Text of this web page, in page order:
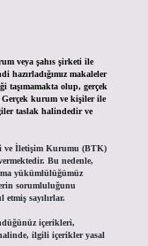
veya şahıs şirketi ile
hazırladığımız makaleler
taşımamakta olup, gerçek
Gerçek kurum ve kişiler ile
taslak halindedir ve
ve İletişim Kurumu (BTK)
Bu nedenle,
yükümlülüğümüz
sorumluluğunu
sayılırlar.
içerikleri,
ilgili içerikler yasal